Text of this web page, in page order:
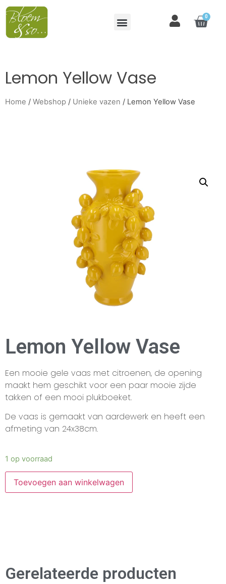
0
Lemon Yellow Vase
Home / Webshop / Unieke vazen / Lemon Yellow Vase
Lemon Yellow Vase
Een mooie gele vaas met citroenen, de opening
maakt hem geschikt voor een paar mooie zijde
takken of een mooi plukboeket.
De vaas is gemaakt van aardewerk en heeft een
afmeting van 24x38cm.
1 op voorraad
Toevoegen aan winkelwagen
Gerelateerde producten